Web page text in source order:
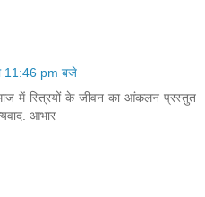
11:46 pm बजे
में स्त्रियों के जीवन का आंकलन प्रस्तुत
आभार